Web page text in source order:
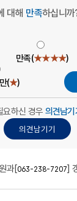
대해 만족하십니까
만족(★★★★)
(★)
요하신 경우 의견남기
과[063-238-7207]